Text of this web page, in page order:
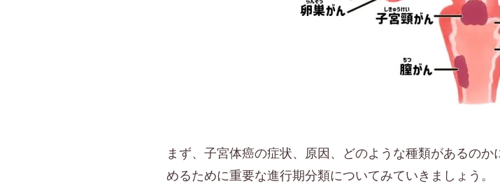
まず、子宮体癌の症状、原因、どのような種類があるの
めるために重要な進行期分類についてみていきましょう。